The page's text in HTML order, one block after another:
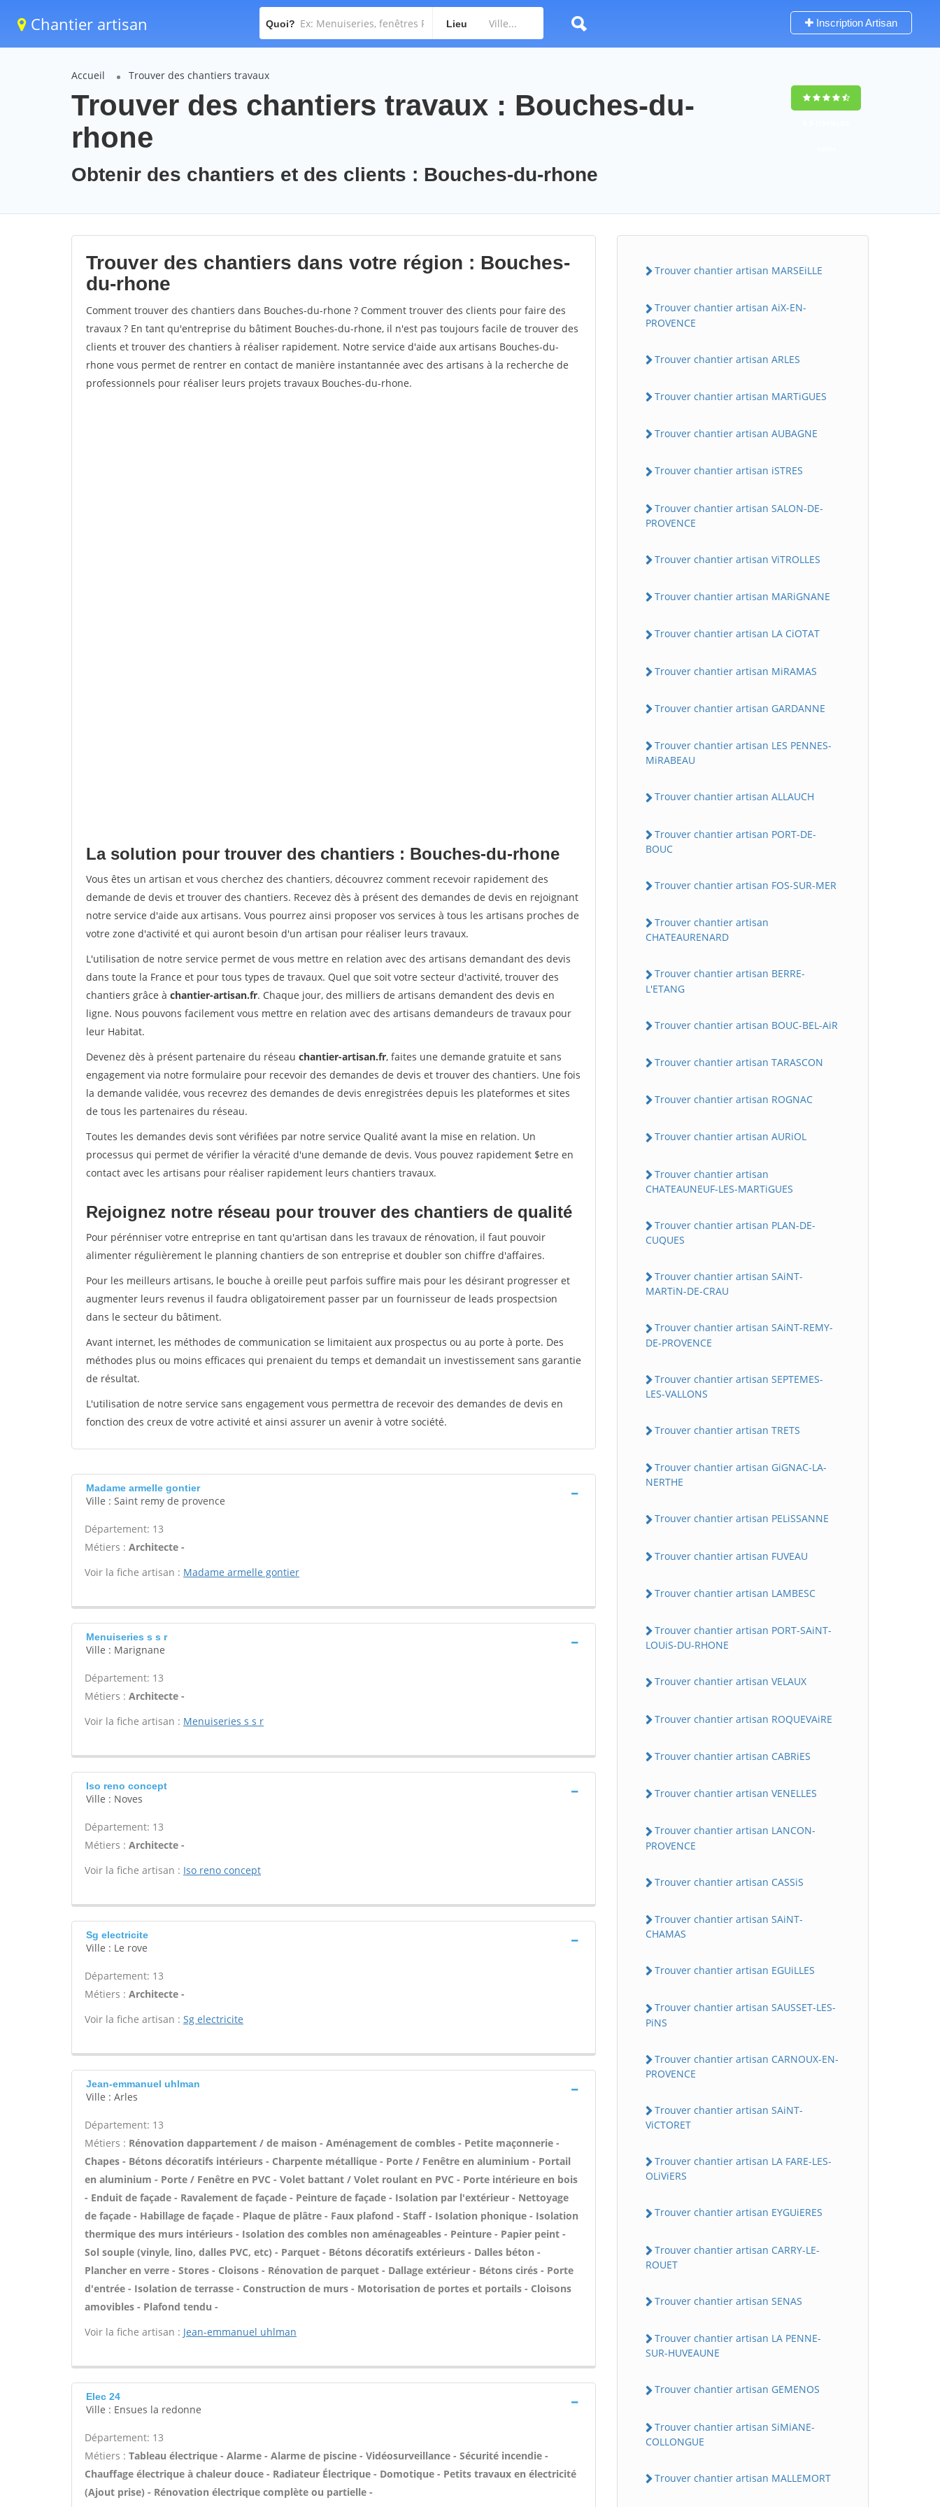
Chantier artisan Quoi? Lieu Inscription Artisan
Accueil Trouver des chantiers travaux
Trouver des chantiers travaux : Bouches-du-
rhone
Obtenir des chantiers et des clients : Bouches-du-rhone
Trouver des chantiers dans votre région : Bouches-
du-rhone
Comment trouver des chantiers dans Bouches-du-rhone ? Comment trouver des clients pour faire des
travaux ? En tant qu'entreprise du bâtiment Bouches-du-rhone, il n'est pas toujours facile de trouver des
clients et trouver des chantiers à réaliser rapidement. Notre service d'aide aux artisans Bouches-du-
rhone vous permet de rentrer en contact de manière instantannée avec des artisans à la recherche de
professionnels pour réaliser leurs projets travaux Bouches-du-rhone.
La solution pour trouver des chantiers : Bouches-du-rhone
Vous êtes un artisan et vous cherchez des chantiers, découvrez comment recevoir rapidement des
demande de devis et trouver des chantiers. Recevez dès à présent des demandes de devis en rejoignant
notre service d'aide aux artisans. Vous pourrez ainsi proposer vos services à tous les artisans proches de
votre zone d'activité et qui auront besoin d'un artisan pour réaliser leurs travaux.
L'utilisation de notre service permet de vous mettre en relation avec des artisans demandant des devis
dans toute la France et pour tous types de travaux. Quel que soit votre secteur d'activité, trouver des
chantiers grâce à chantier-artisan.fr. Chaque jour, des milliers de artisans demandent des devis en
ligne. Nous pouvons facilement vous mettre en relation avec des artisans demandeurs de travaux pour
leur Habitat.
Devenez dès à présent partenaire du réseau chantier-artisan.fr, faites une demande gratuite et sans
engagement via notre formulaire pour recevoir des demandes de devis et trouver des chantiers. Une fois
la demande validée, vous recevrez des demandes de devis enregistrées depuis les plateformes et sites
de tous les partenaires du réseau.
Toutes les demandes devis sont vérifiées par notre service Qualité avant la mise en relation. Un
processus qui permet de vérifier la véracité d'une demande de devis. Vous pouvez rapidement $etre en
contact avec les artisans pour réaliser rapidement leurs chantiers travaux.
Rejoignez notre réseau pour trouver des chantiers de qualité
Pour pérénniser votre entreprise en tant qu'artisan dans les travaux de rénovation, il faut pouvoir
alimenter régulièrement le planning chantiers de son entreprise et doubler son chiffre d'affaires.
Pour les meilleurs artisans, le bouche à oreille peut parfois suffire mais pour les désirant progresser et
augmenter leurs revenus il faudra obligatoirement passer par un fournisseur de leads prospectsion
dans le secteur du bâtiment.
Avant internet, les méthodes de communication se limitaient aux prospectus ou au porte à porte. Des
méthodes plus ou moins efficaces qui prenaient du temps et demandait un investissement sans garantie
de résultat.
L'utilisation de notre service sans engagement vous permettra de recevoir des demandes de devis en
fonction des creux de votre activité et ainsi assurer un avenir à votre société.
Madame armelle gontier
Ville : Saint remy de provence
Département: 13
Métiers : Architecte -
Voir la fiche artisan : Madame armelle gontier
Menuiseries s s r
Ville : Marignane
Département: 13
Métiers : Architecte -
Voir la fiche artisan : Menuiseries s s r
Iso reno concept
Ville : Noves
Département: 13
Métiers : Architecte -
Voir la fiche artisan : Iso reno concept
Sg electricite
Ville : Le rove
Département: 13
Métiers : Architecte -
Voir la fiche artisan : Sg electricite
Jean-emmanuel uhlman
Ville : Arles
Département: 13
Métiers : Rénovation dappartement / de maison - Aménagement de combles - Petite maçonnerie -
Chapes - Bétons décoratifs intérieurs - Charpente métallique - Porte / Fenêtre en aluminium - Portail
en aluminium - Porte / Fenêtre en PVC - Volet battant / Volet roulant en PVC - Porte intérieure en bois
- Enduit de façade - Ravalement de façade - Peinture de façade - Isolation par l'extérieur - Nettoyage
de façade - Habillage de façade - Plaque de plâtre - Faux plafond - Staff - Isolation phonique - Isolation
thermique des murs intérieurs - Isolation des combles non aménageables - Peinture - Papier peint -
Sol souple (vinyle, lino, dalles PVC, etc) - Parquet - Bétons décoratifs extérieurs - Dalles béton -
Plancher en verre - Stores - Cloisons - Rénovation de parquet - Dallage extérieur - Bétons cirés - Porte
d'entrée - Isolation de terrasse - Construction de murs - Motorisation de portes et portails - Cloisons
amovibles - Plafond tendu -
Voir la fiche artisan : Jean-emmanuel uhlman
Elec 24
Ville : Ensues la redonne
Département: 13
Métiers : Tableau électrique - Alarme - Alarme de piscine - Vidéosurveillance - Sécurité incendie -
Chauffage électrique à chaleur douce - Radiateur Électrique - Domotique - Petits travaux en électricité
(Ajout prise) - Rénovation électrique complète ou partielle -
Trouver chantier artisan MARSEiLLE
Trouver chantier artisan AiX-EN-
PROVENCE
Trouver chantier artisan ARLES
Trouver chantier artisan MARTiGUES
Trouver chantier artisan AUBAGNE
Trouver chantier artisan iSTRES
Trouver chantier artisan SALON-DE-
PROVENCE
Trouver chantier artisan ViTROLLES
Trouver chantier artisan MARiGNANE
Trouver chantier artisan LA CiOTAT
Trouver chantier artisan MiRAMAS
Trouver chantier artisan GARDANNE
Trouver chantier artisan LES PENNES-
MiRABEAU
Trouver chantier artisan ALLAUCH
Trouver chantier artisan PORT-DE-
BOUC
Trouver chantier artisan FOS-SUR-MER
Trouver chantier artisan
CHATEAURENARD
Trouver chantier artisan BERRE-
L'ETANG
Trouver chantier artisan BOUC-BEL-AiR
Trouver chantier artisan TARASCON
Trouver chantier artisan ROGNAC
Trouver chantier artisan AURiOL
Trouver chantier artisan
CHATEAUNEUF-LES-MARTiGUES
Trouver chantier artisan PLAN-DE-
CUQUES
Trouver chantier artisan SAiNT-
MARTiN-DE-CRAU
Trouver chantier artisan SAiNT-REMY-
DE-PROVENCE
Trouver chantier artisan SEPTEMES-
LES-VALLONS
Trouver chantier artisan TRETS
Trouver chantier artisan GiGNAC-LA-
NERTHE
Trouver chantier artisan PELiSSANNE
Trouver chantier artisan FUVEAU
Trouver chantier artisan LAMBESC
Trouver chantier artisan PORT-SAiNT-
LOUiS-DU-RHONE
Trouver chantier artisan VELAUX
Trouver chantier artisan ROQUEVAiRE
Trouver chantier artisan CABRiES
Trouver chantier artisan VENELLES
Trouver chantier artisan LANCON-
PROVENCE
Trouver chantier artisan CASSiS
Trouver chantier artisan SAiNT-
CHAMAS
Trouver chantier artisan EGUiLLES
Trouver chantier artisan SAUSSET-LES-
PiNS
Trouver chantier artisan CARNOUX-EN-
PROVENCE
Trouver chantier artisan SAiNT-
ViCTORET
Trouver chantier artisan LA FARE-LES-
OLiViERS
Trouver chantier artisan EYGUiERES
Trouver chantier artisan CARRY-LE-
ROUET
Trouver chantier artisan SENAS
Trouver chantier artisan LA PENNE-
SUR-HUVEAUNE
Trouver chantier artisan GEMENOS
Trouver chantier artisan SiMiANE-
COLLONGUE
Trouver chantier artisan MALLEMORT